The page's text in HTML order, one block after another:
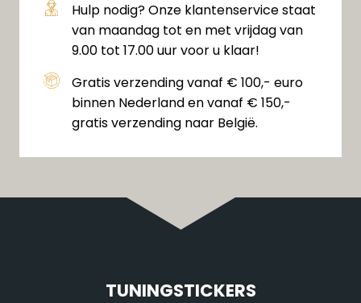
Hulp nodig? Onze klantenservice staat
van maandag tot en met vrijdag van
9.00 tot 17.00 uur voor u klaar!
Gratis verzending vanaf € 100,- euro
binnen Nederland en vanaf € 150,-
gratis verzending naar België.
TUNINGSTICKERS